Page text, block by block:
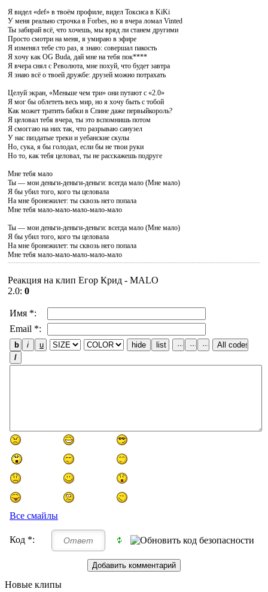
Я видел «def» в твоём профиле, видел Токсиса в KiKi
У меня реально строчка в Forbes, но я вчера ломал Vinted
Ты забирай всё, что хочешь, мы вряд ли станем другими
Просто смотри на меня, я умираю в эфире
Я изменял тебе сто раз, я знаю: совершал пакость
Я хочу как OG Buda, дай мне на тебя пок****
Я вчера снял с Революта, мне похуй, что будет завтра
Я знаю всё о твоей дружбе: друзей можно потрахать
Целуй экран, «Меньше чем три» они путают с «2.0»
Я мог бы облететь весь мир, но я хочу быть с тобой
Как может тратить бабки в Спине даже первыйкороль?
Я целовал тебя вчера, ты это вспомнишь потом
Я смоггаю на них так, что разрываю санузел
У нас пиздатые треки и уебанские скулы
Но, сука, я бы голодал, если бы не твои руки
Но то, как тебя целовал, ты не расскажешь подруге
Мне тебя мало
Ты — мои деньги-деньги-деньги: всегда мало (Мне мало)
Я бы убил того, кого ты целовала
На мне бронежилет: ты сквозь него попала
Мне тебя мало-мало-мало-мало-мало
Ты — мои деньги-деньги-деньги: всегда мало (Мне мало)
Я бы убил того, кого ты целовала
На мне бронежилет: ты сквозь него попала
Мне тебя мало-мало-мало-мало-мало
Реакция на клип Егор Крид - MALO
2.0: 0
Имя *:
Email *:
Все смайлы
Код *:
Новые клипы